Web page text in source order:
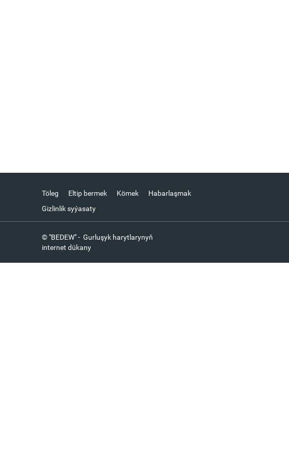
Töleg Eltip bermek Kömek
Habarlaşmak
Gizlinlik syýasaty
© "BEDEW" - Gurluşyk harytlarynyň
internet dükany